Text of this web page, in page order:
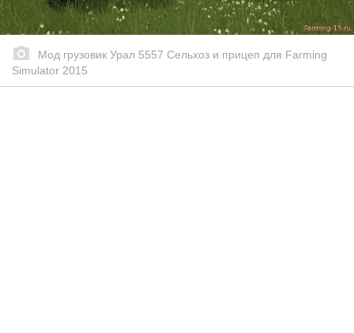
Мод грузовик Урал 5557 Сельхоз и прицеп для Farming
Simulator 2015